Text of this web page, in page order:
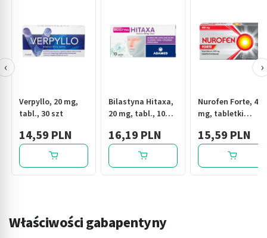
Verpyllo, 20 mg,
tabl., 30 szt
14,59 PLN
Bilastyna Hitaxa,
20 mg, tabl., 10
16,19 PLN
Nurofen Forte, 400
mg, tabletki
15,59 PLN
‹ ›
Właściwości gabapentyny